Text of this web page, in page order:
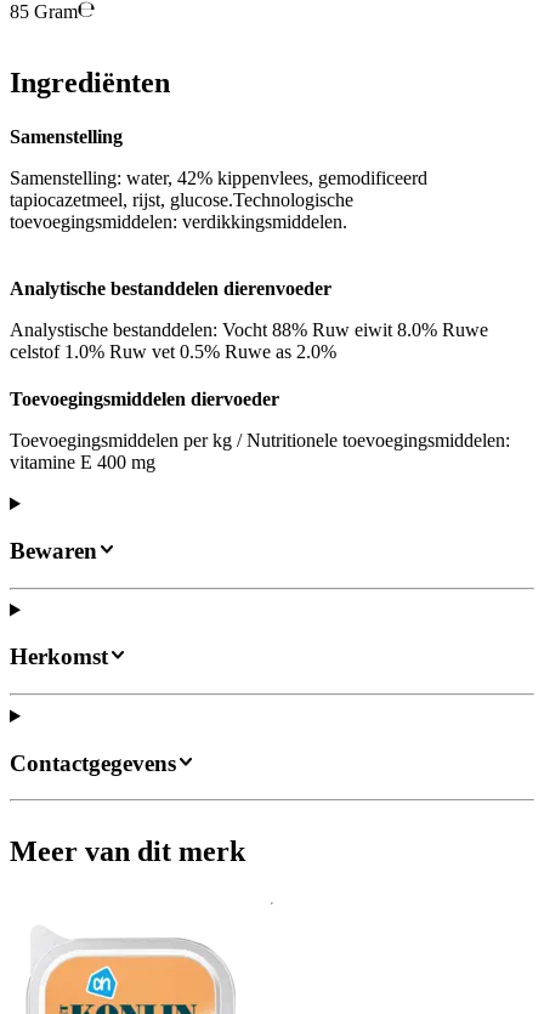
85 Gram
Ingrediënten
Samenstelling
Samenstelling: water, 42% kippenvlees, gemodificeerd
tapiocazetmeel, rijst, glucose.Technologische
toevoegingsmiddelen: verdikkingsmiddelen.
Analytische bestanddelen dierenvoeder
Analystische bestanddelen: Vocht 88% Ruw eiwit 8.0% Ruwe
celstof 1.0% Ruw vet 0.5% Ruwe as 2.0%
Toevoegingsmiddelen diervoeder
Toevoegingsmiddelen per kg / Nutritionele toevoegingsmiddelen:
vitamine E 400 mg
Bewaren
Herkomst
Contactgegevens
Meer van dit merk